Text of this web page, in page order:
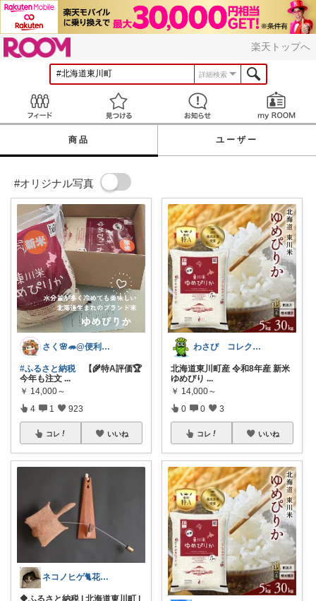
楽天トップへ
詳細検索
見つける お知らせ
商品 ユーザー
#オリジナル写真
さく🌸🦔@便利でかわいいを探す旅
#ふるさと納税【🌾特A評価🏆️
今年も注文 ...
￥ 14,000～
4 1 923
コレ いいね
ネコノヒゲ🐈花好きオタクの庭🪴
わさび コレクションもご利用ください
北海道東川町産 令和8年産 新米
ゆめぴり ...
￥ 14,000～
0 0 3
コレ いいね